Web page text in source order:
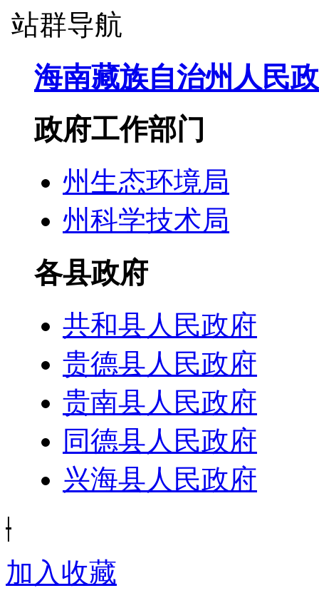
站群导航
海南藏族自治州人民
政府工作部门
州生态环境局
州科学技术局
各县政府
共和县人民政府
贵德县人民政府
贵南县人民政府
同德县人民政府
兴海县人民政府
|
加入收藏